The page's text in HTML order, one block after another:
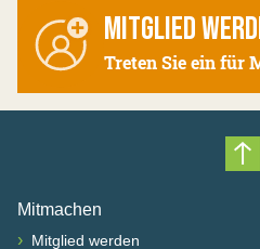
MITGLIED
Treten Sie ein für
Mitmachen
› Mitglied werden